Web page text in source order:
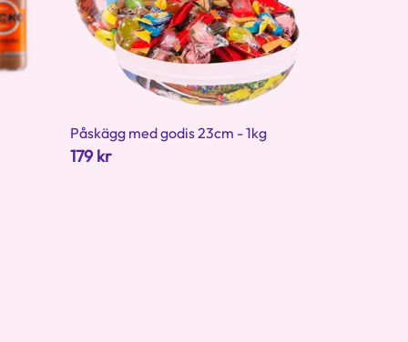
Påskägg med godis 23cm - 1kg
179 kr